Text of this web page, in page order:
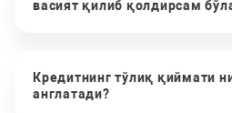
васият қилиб қолдирсам
Кредитнинг тўлиқ қиймати
англатади?